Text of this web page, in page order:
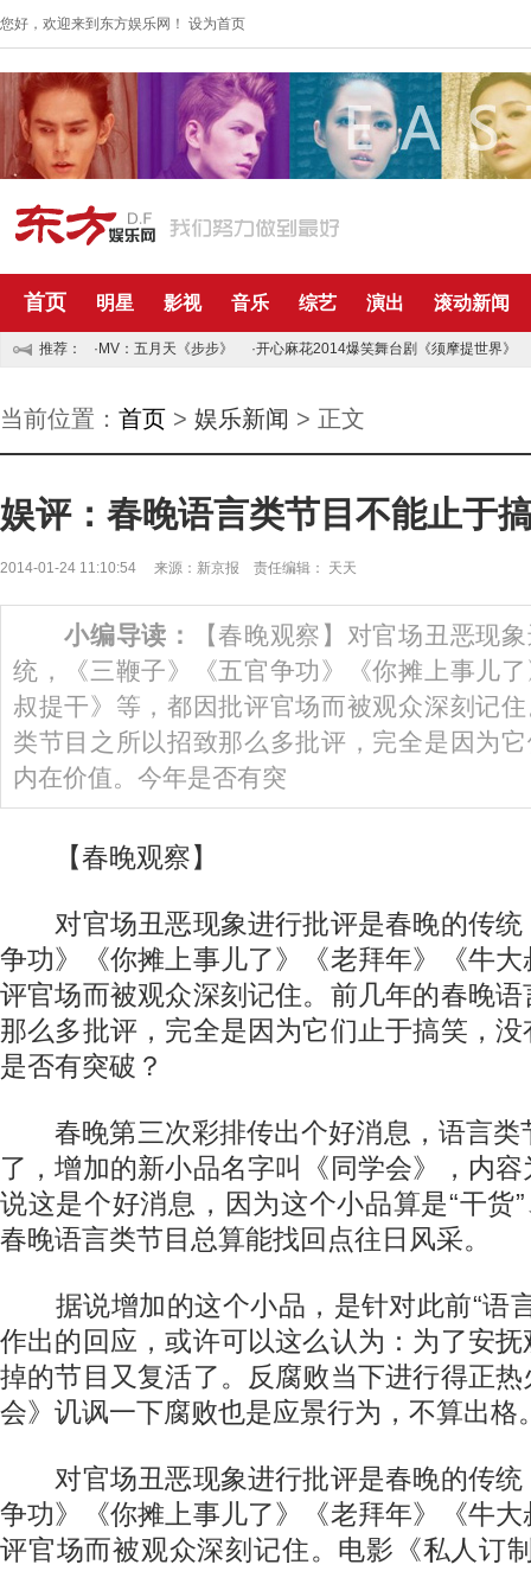
您好，欢迎来到东方娱乐网！ 设为首页
首页 明星 影视 音乐 综艺 演出 滚动新闻
推荐： ·MV：五月天《步步》 ·开心麻花2014爆笑舞台剧《须摩提世界》
当前位置： 首页 > 娱乐新闻 > 正文
娱评：春晚语言类节目不能止于
2014-01-24 11:10:54 来源：新京报 责任编辑： 天天
小编导读：
【春晚观察】对官场丑恶现
统，《三鞭子》《五官争功》《你摊上事儿
叔提干》等，都因批评官场而被观众深刻记
类节目之所以招致那么多批评，完全是因为
内在价值。今年是否有突
【春晚观察】
对官场丑恶现象进行批评是春晚的传统
争功》《你摊上事儿了》《老拜年》《牛
评官场而被观众深刻记住。前几年的春晚
那么多批评，完全是因为它们止于搞笑，
是否有突破？
春晚第三次彩排传出个好消息，语言类
了，增加的新小品名字叫《同学会》，内
说这是个好消息，因为这个小品算是“干货
春晚语言类节目总算能找回点往日风采。
据说增加的这个小品，是针对此前“语
作出的回应，或许可以这么认为：为了安
掉的节目又复活了。反腐败当下进行得正
会》讥讽一下腐败也是应景行为，不算出格
对官场丑恶现象进行批评是春晚的传统
争功》《你摊上事儿了》《老拜年》《牛
评官场而被观众深刻记住。电影《私人订